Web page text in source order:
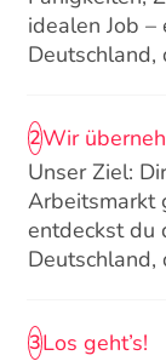
idealen Job
2Wir
Unser Ziel:
Arbeitsmarkt
entdeckst du
3Los geht’s!